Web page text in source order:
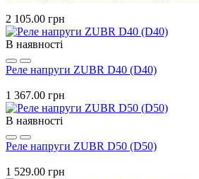
2 105.00 грн
В наявності
Реле напруги ZUBR D40 (D40)
1 367.00 грн
В наявності
Реле напруги ZUBR D50 (D50)
1 529.00 грн